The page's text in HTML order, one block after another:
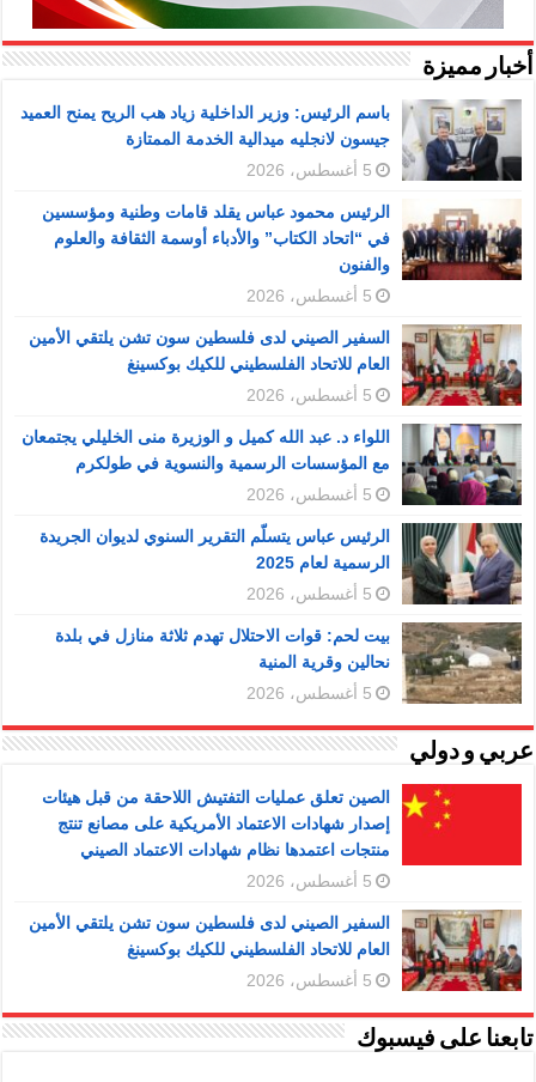
أخبار مميزة
باسم الرئيس: وزير الداخلية زياد هب الريح يمنح العميد
جيسون لانجليه ميدالية الخدمة الممتازة
5 أغسطس، 2026
الرئيس محمود عباس يقلد قامات وطنية ومؤسسين
في “اتحاد الكتاب” والأدباء أوسمة الثقافة والعلوم
والفنون
5 أغسطس، 2026
السفير الصيني لدى فلسطين سون تشن يلتقي الأمين
العام للاتحاد الفلسطيني للكيك بوكسينغ
5 أغسطس، 2026
اللواء د. عبد الله كميل و الوزيرة منى الخليلي يجتمعان
مع المؤسسات الرسمية والنسوية في طولكرم
5 أغسطس، 2026
الرئيس عباس يتسلّم التقرير السنوي لديوان الجريدة
الرسمية لعام 2025
5 أغسطس، 2026
بيت لحم: قوات الاحتلال تهدم ثلاثة منازل في بلدة
نحالين وقرية المنية
5 أغسطس، 2026
عربي و دولي
الصين تعلق عمليات التفتيش اللاحقة من قبل هيئات
إصدار شهادات الاعتماد الأمريكية على مصانع تنتج
منتجات اعتمدها نظام شهادات الاعتماد الصيني
5 أغسطس، 2026
السفير الصيني لدى فلسطين سون تشن يلتقي الأمين
العام للاتحاد الفلسطيني للكيك بوكسينغ
5 أغسطس، 2026
تابعنا على فيسبوك